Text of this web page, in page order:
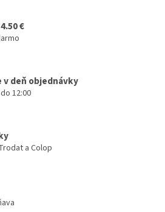
v
k
p
i
€
v deň objednávky
12:00
a Colop